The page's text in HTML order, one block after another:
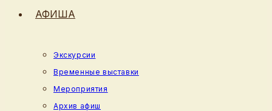
АФИША
Экскурсии
Временные выставки
Мероприятия
Архив афиш